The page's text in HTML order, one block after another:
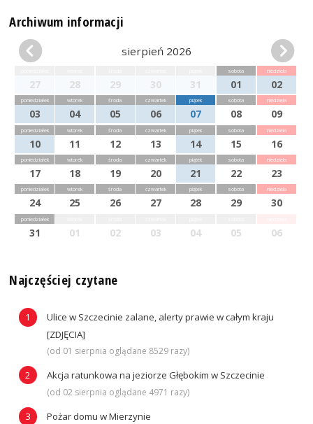
Archiwum informacji
sierpień 2026
27 28 29 30 31
sobota
01
niedziela
02
poniedziałek
03
wtorek
04
środa
05
czwartek
06
piątek
07
sobota
08
niedziela
09
poniedziałek
10
wtorek
11
środa
12
czwartek
13
piątek
14
sobota
15
niedziela
16
poniedziałek
17
wtorek
18
środa
19
czwartek
20
piątek
21
sobota
22
niedziela
23
poniedziałek
24
wtorek
25
środa
26
czwartek
27
piątek
28
sobota
29
niedziela
30
poniedziałek
31 01 02 03 04 05 06
Najczęściej czytane
Ulice w Szczecinie zalane, alerty prawie w całym kraju
[ZDJĘCIA]
(od 01 sierpnia oglądane 8529 razy)
Akcja ratunkowa na jeziorze Głębokim w Szczecinie
(od 02 sierpnia oglądane 4971 razy)
Pożar domu w Mierzynie